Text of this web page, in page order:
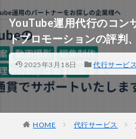
YouTube運用代行のコン
トプロモーションの評判
2025年3月18日 代行サービ
HOME 代行サービス